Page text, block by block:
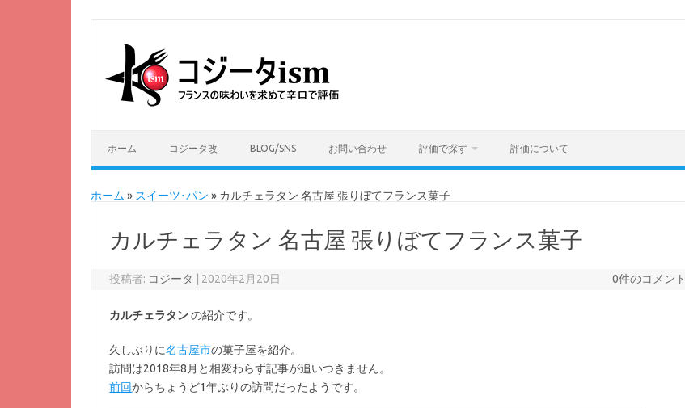
ホーム コジータ改 BLOG/SNS お問い合わせ 評価で探す 評価について
ホーム » スイーツ･パン » カルチェラタン 名古屋 張りぼてフランス菓子
カルチェラタン 名古屋 張りぼてフランス菓子
投稿者: コジータ 2020年2月20日 0件のコメント
カルチェラタンの紹介です。
久しぶりに名古屋市の菓子屋を紹介。
訪問は2018年8月と相変わらず記事が追いつきません。
前回からちょうど1年ぶりの訪問だったようです。